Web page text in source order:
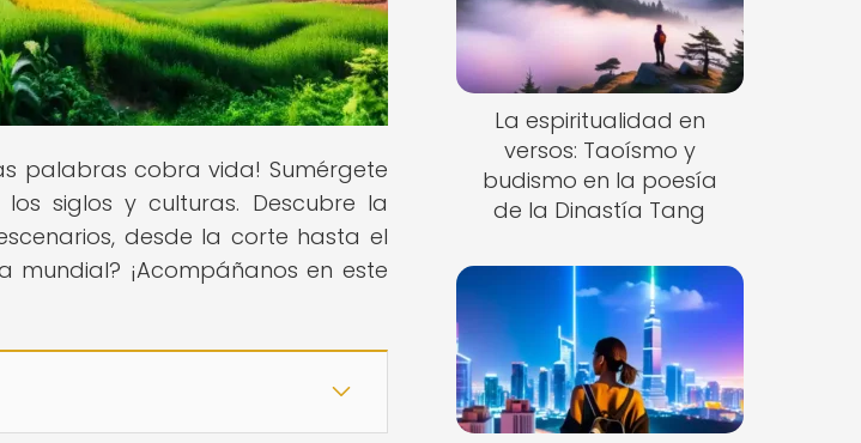
palabras cobra vida! Sumérgete
siglos y culturas. Descubre la
desde la corte hasta el
¡Acompáñanos en este
La espiritualidad en
versos: Taoísmo y
budismo en la poesía
de la Dinastía Tang